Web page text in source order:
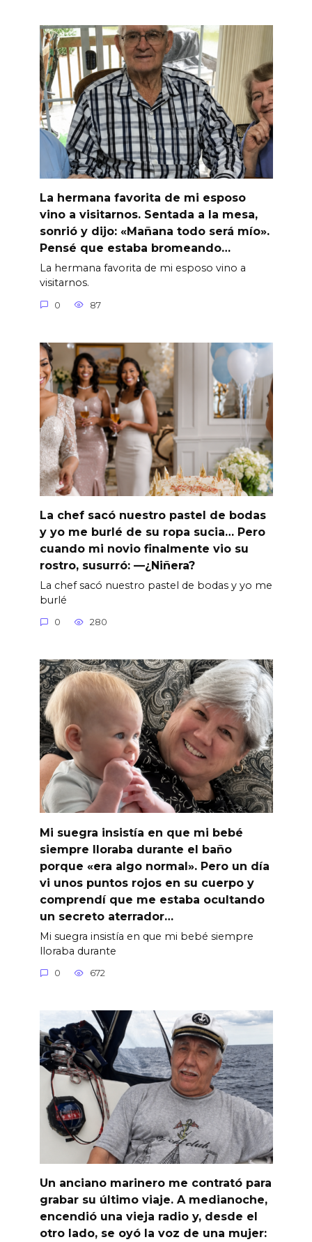
La hermana favorita de mi esposo
vino a visitarnos. Sentada a la mesa,
sonrió y dijo: «Mañana todo será mío».
Pensé que estaba bromeando…
La hermana favorita de mi esposo vino a
visitarnos.
0 87
La chef sacó nuestro pastel de bodas
y yo me burlé de su ropa sucia… Pero
cuando mi novio finalmente vio su
rostro, susurró: —¿Niñera?
La chef sacó nuestro pastel de bodas y yo me
burlé
0 280
Mi suegra insistía en que mi bebé
siempre lloraba durante el baño
porque «era algo normal». Pero un día
vi unos puntos rojos en su cuerpo y
comprendí que me estaba ocultando
un secreto aterrador…
Mi suegra insistía en que mi bebé siempre
lloraba durante
0 672
Un anciano marinero me contrató para
grabar su último viaje. A medianoche,
encendió una vieja radio y, desde el
otro lado, se oyó la voz de una mujer: